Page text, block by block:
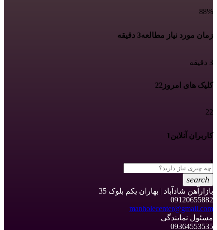
88%
زمان مورد نیاز مطالعه3 دقیقه
3 دقیقه
کلیک های امروز 22
22
کاربران آنلاین 1
1
search
بازارآهن شادآباد | بهاران یکم بلوک 35
09120655882
manholecenter@gmail.com
مسئول نمایندگی
09364553535